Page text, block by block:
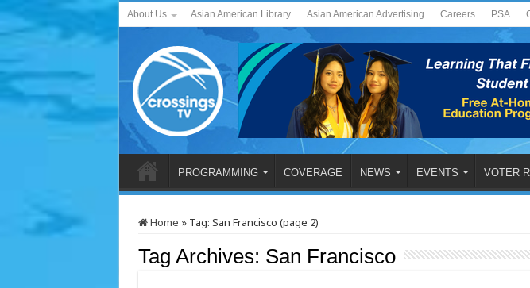
About Us Asian American Library Asian American Advertising Careers PSA
PROGRAMMING COVERAGE NEWS EVENTS VOTER
Home » Tag: San Francisco (page 2)
Tag Archives: San Francisco